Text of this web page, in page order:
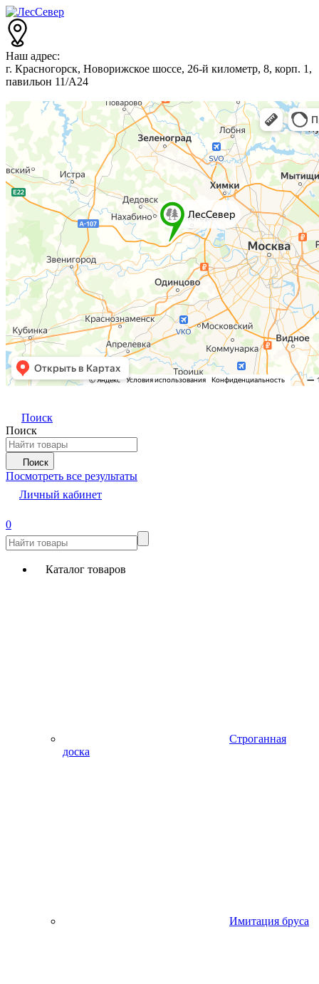
Наш адрес:
г. Красногорск, Новорижское шоссе, 26-й километр, 8, корп. 1,
павильон 11/А24
Поиск
Поиск
Поиск
Посмотреть все результаты
Личный кабинет
0
Каталог товаров
Строганная
доска
Имитация бруса